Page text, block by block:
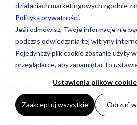
działaniach marketingowych zgodnie z
Polityką prywatności.
Jeśli odmówisz, Twoje informacje nie
podczas odwiedzania tej witryny
Pojedynczy plik cookie zostanie użyty w
przeglądarce, aby zapamiętać to
Ustawienia plików cookie
Zaakceptuj wszystkie Odrzuć
Z TECHNOLOGIĄ BEV W